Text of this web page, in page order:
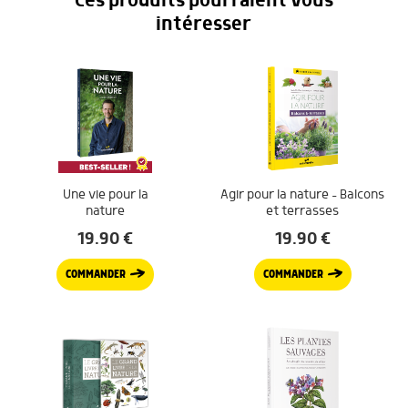
intéresser
Une vie pour la
nature
19.90€
COMMANDER
Agir pour la nature – Balcons
et terrasses
19.90€
COMMANDER